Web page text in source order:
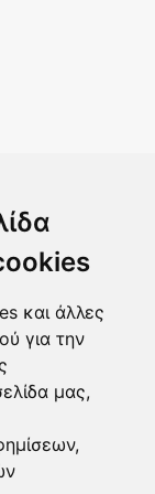
και άλλες
για την
μας,